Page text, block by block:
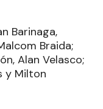
Barinaga,
Braida;
Alan Velasco;
y Milton